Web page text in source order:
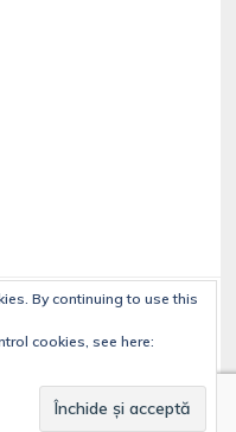
Implementat de3waves.ro
CMS. All Rights Reserved.
By continuing to use this
cookies, see here: